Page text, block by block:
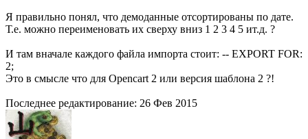
Я правильно понял, что демоданные отсортированы по дате.
Т.е. можно переименовать их сверху вниз 1 2 3 4 5 ит.д. ?
И там вначале каждого файла импорта стоит: -- EXPORT FOR:
2;
Это в смысле что для Opencart 2 или версия шаблона 2 ?!
Последнее редактирование: 26 Фев 2015